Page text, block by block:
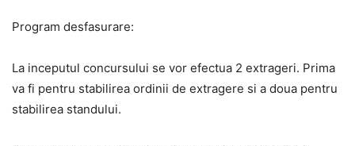
Program desfasurare:
La inceputul concursului se vor efectua 2 extrageri. Prima
va fi pentru stabilirea ordinii de extragere si a doua pentru
stabilirea standului.